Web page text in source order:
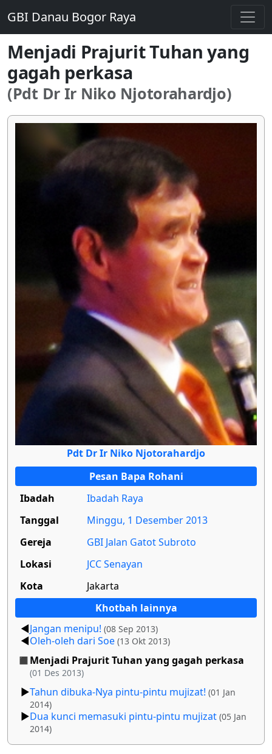
GBI Danau Bogor Raya
Menjadi Prajurit Tuhan yang
gagah perkasa
(Pdt Dr Ir Niko Njotorahardjo)
Pdt Dr Ir Niko Njotorahardjo
Pesan Bapa Rohani
Ibadah
Ibadah Raya
Tanggal
Minggu, 1 Desember 2013
Gereja
GBI Jalan Gatot Subroto
Lokasi
JCC Senayan
Kota
Jakarta
Khotbah lainnya
Jangan menipu! (08 Sep 2013)
Oleh-oleh dari Soe (13 Okt 2013)
Menjadi Prajurit Tuhan yang gagah perkasa
(01 Des 2013)
Tahun dibuka-Nya pintu-pintu mujizat! (01 Jan
2014)
Dua kunci memasuki pintu-pintu mujizat (05 Jan
2014)